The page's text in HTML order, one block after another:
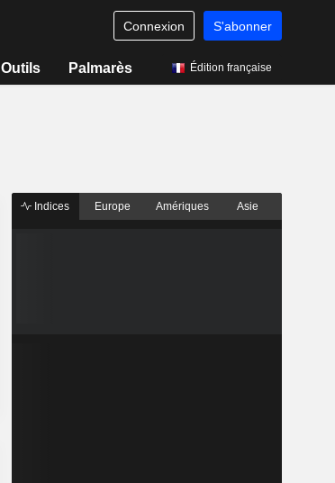
Connexion S'abonner
Outils Palmarès Édition française
Indices Europe Amériques Asie